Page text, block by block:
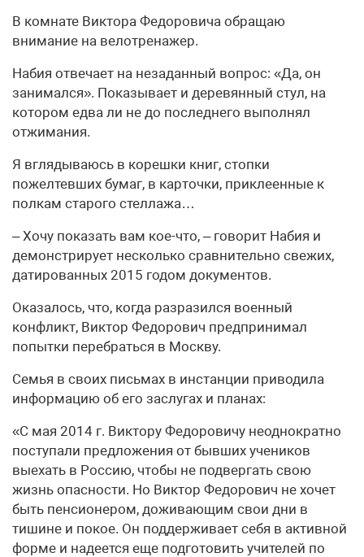
В комнате Виктора Федоровича обращаю
внимание на велотренажер.
Набия отвечает на незаданный вопрос: «Да, он
занимался». Показывает и деревянный стул, на
котором едва ли не до последнего выполнял
отжимания.
Я вглядываюсь в корешки книг, стопки
пожелтевших бумаг, в карточки, приклеенные к
полкам старого стеллажа…
– Хочу показать вам кое-что, – говорит Набия и
демонстрирует несколько сравнительно свежих,
датированных 2015 годом документов.
Оказалось, что, когда разразился военный
конфликт, Виктор Федорович предпринимал
попытки перебраться в Москву.
Семья в своих письмах в инстанции приводила
информацию об его заслугах и планах:
«С мая 2014 г. Виктору Федоровичу неоднократно
поступали предложения от бывших учеников
выехать в Россию, чтобы не подвергать свою
жизнь опасности. Но Виктор Федорович не хочет
быть пенсионером, доживающим свои дни в
тишине и покое. Он поддерживает себя в активной
форме и надеется еще подготовить учителей по